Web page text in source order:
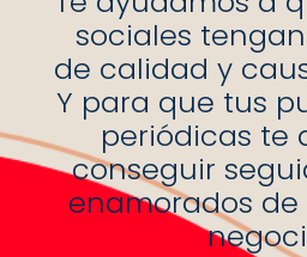
sociales
de calidad y
Y para que tus
periódicas te
conseguir
enamorados